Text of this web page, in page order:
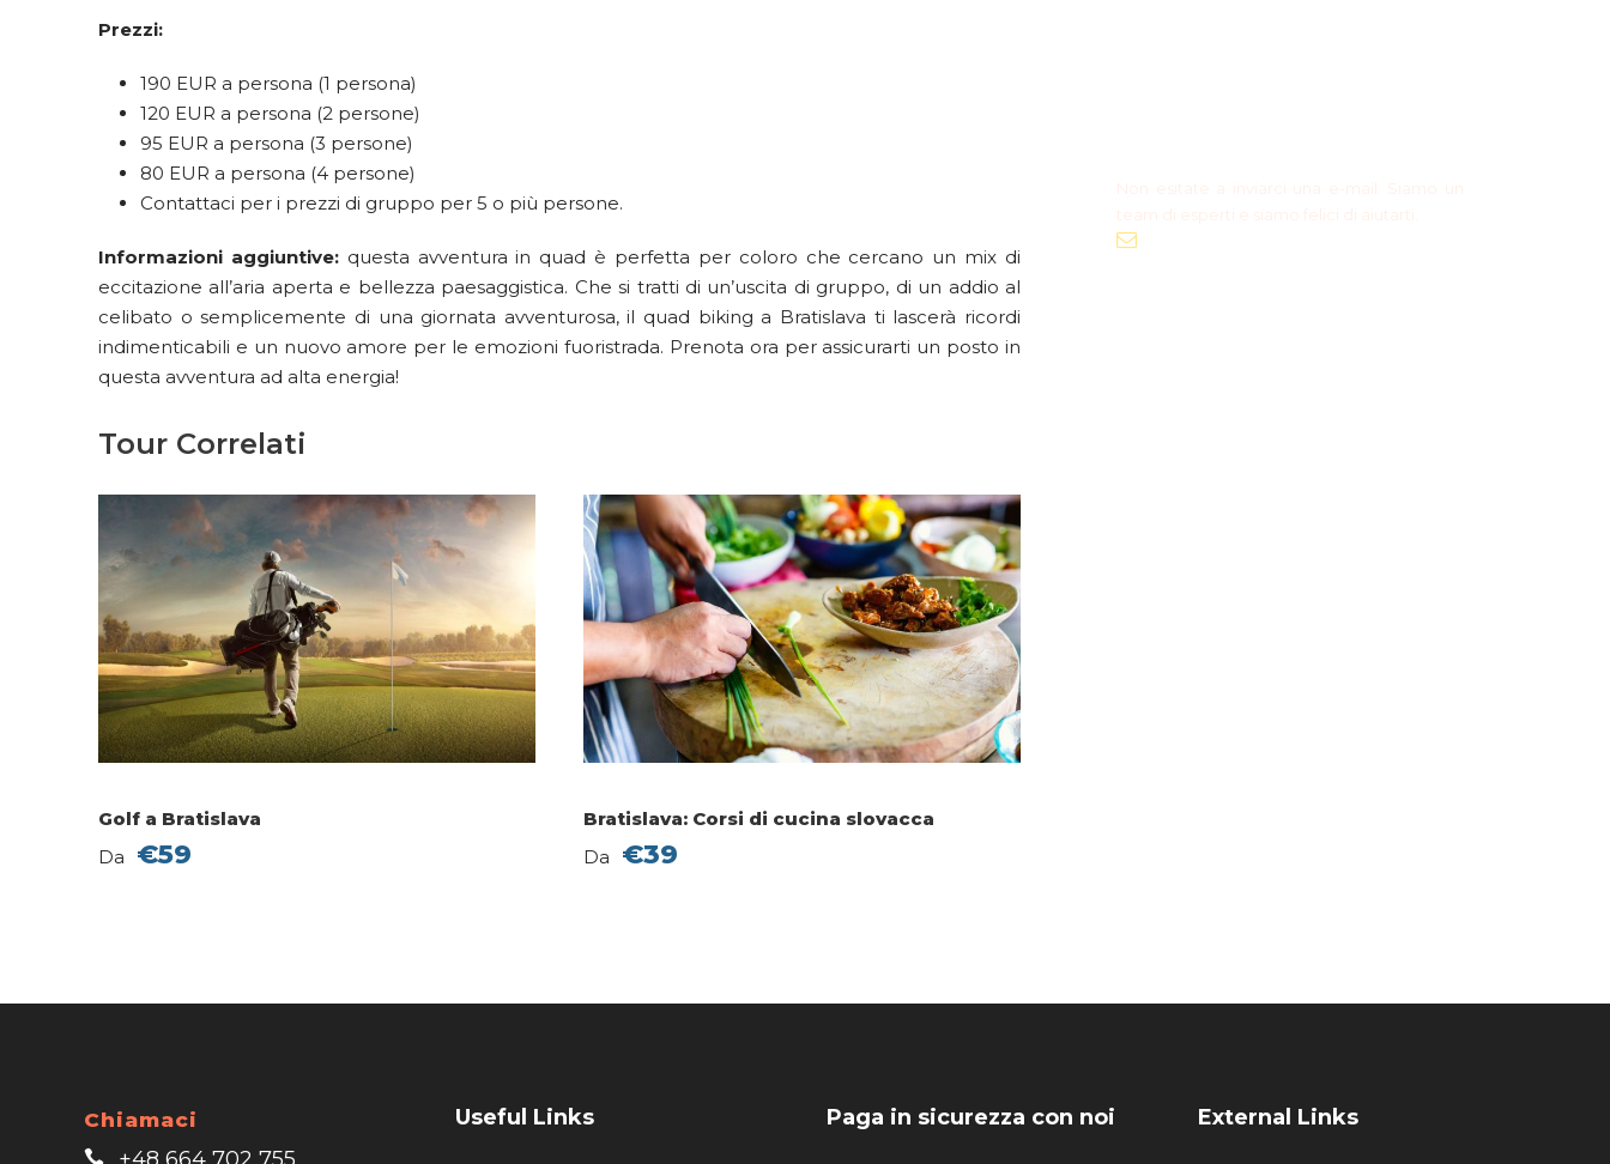
Prezzi:
190 EUR a persona (1 persona)
120 EUR a persona (2 persone)
95 EUR a persona (3 persone)
80 EUR a persona (4 persone)
Contattaci per i prezzi di gruppo per 5 o più persone.
Informazioni aggiuntive: questa avventura in quad è perfetta per coloro che cercano un mix di
eccitazione all’aria aperta e bellezza paesaggistica. Che si tratti di un’uscita di gruppo, di un addio al
celibato o semplicemente di una giornata avventurosa, il quad biking a Bratislava ti lascerà ricordi
indimenticabili e un nuovo amore per le emozioni fuoristrada. Prenota ora per assicurarti un posto in
questa avventura ad alta energia!
Tour Correlati
Golf a Bratislava
Da
€59
Bratislava: Corsi di cucina slovacca
Da
€39
Chiamaci Useful Links Paga in sicurezza con noi External Links